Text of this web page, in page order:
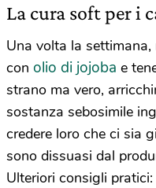
La cura soft per i
Una volta la
con olio di jojoba e
strano ma vero,
sostanza sebosimile
credere loro che ci sia
sono dissuasi dal
Ulteriori consigli